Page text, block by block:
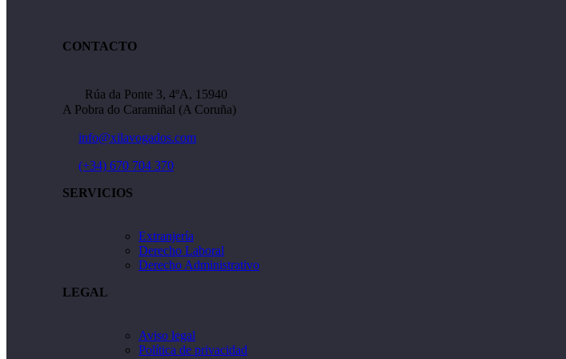
CONTACTO
Rúa da Ponte 3, 4ºA, 15940
A Pobra do Caramiñal (A Coruña)
info@xilavogados.com
(+34) 670 704 370
SERVICIOS
Extranjería
Derecho Laboral
Derecho Administrativo
LEGAL
Aviso legal
Política de privacidad